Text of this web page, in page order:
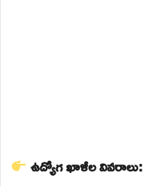
ఉద్యోగ ఖాళీల వివరాలు: